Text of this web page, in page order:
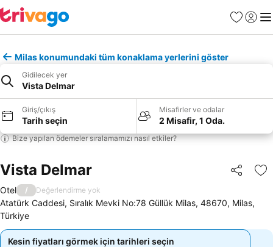
Favoriler
Giriş
Milas konumundaki tüm konaklama yerlerini göster
Gidilecek yer
Vista Delmar
Giriş/çıkış
Tarih seçin
Misafirler ve odalar
2 Misafir, 1 Oda.
Bize yapılan ödemeler sıralamamızı nasıl etkiler?
Vista Delmar Paylaş
Otel / Değerlendirme yok
Atatürk Caddesi, Sıralık Mevki No:78 Güllük Milas, 48670, Milas,
Türkiye
Kesin fiyatları görmek için tarihleri seçin
Kesin fiyatları görmek için tarihleri seçin